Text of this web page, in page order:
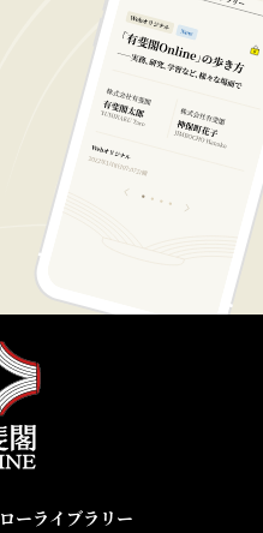
ローライブラリー